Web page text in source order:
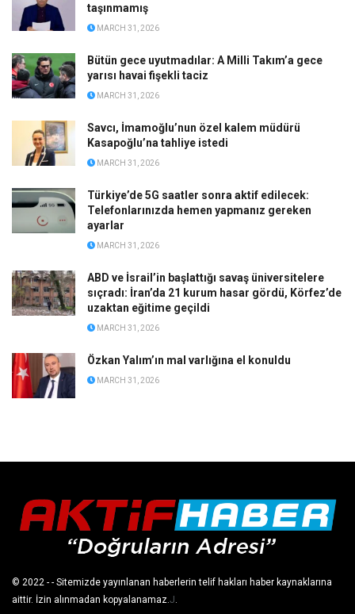
taşınmamış
MARCH 31, 2026
Bütün gece uyutmadılar: A Milli Takım’a gece
yarısı havai fişekli taciz
MARCH 31, 2026
Savcı, İmamoğlu’nun özel kalem müdürü
Kasapoğlu’na tahliye istedi
MARCH 31, 2026
Türkiye’de 5G saatler sonra aktif edilecek:
Telefonlarınızda hemen yapmanız gereken
ayarlar
MARCH 31, 2026
ABD ve İsrail’in başlattığı savaş üniversitelere
sıçradı: İran’da 21 kurum hasar gördü, Körfez’de
uzaktan eğitime geçildi
MARCH 31, 2026
Özkan Yalım’ın mal varlığına el konuldu
MARCH 31, 2026
© 2022 - - Sitemizde yayınlanan haberlerin telif hakları haber kaynaklarına
aittir. İzin alınmadan kopyalanamaz.J.